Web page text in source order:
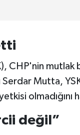
CHP'nin
Mutta,
olmadığını
değil”